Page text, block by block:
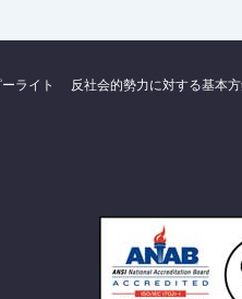
ライト 反社会的勢力に対する基本